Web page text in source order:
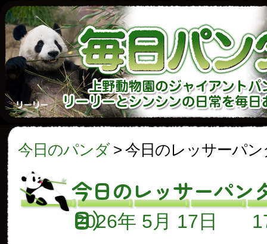
今日のパンダ> 今日のレッサーパン
今日のレッサーパン
目）
2026年 5月 17日